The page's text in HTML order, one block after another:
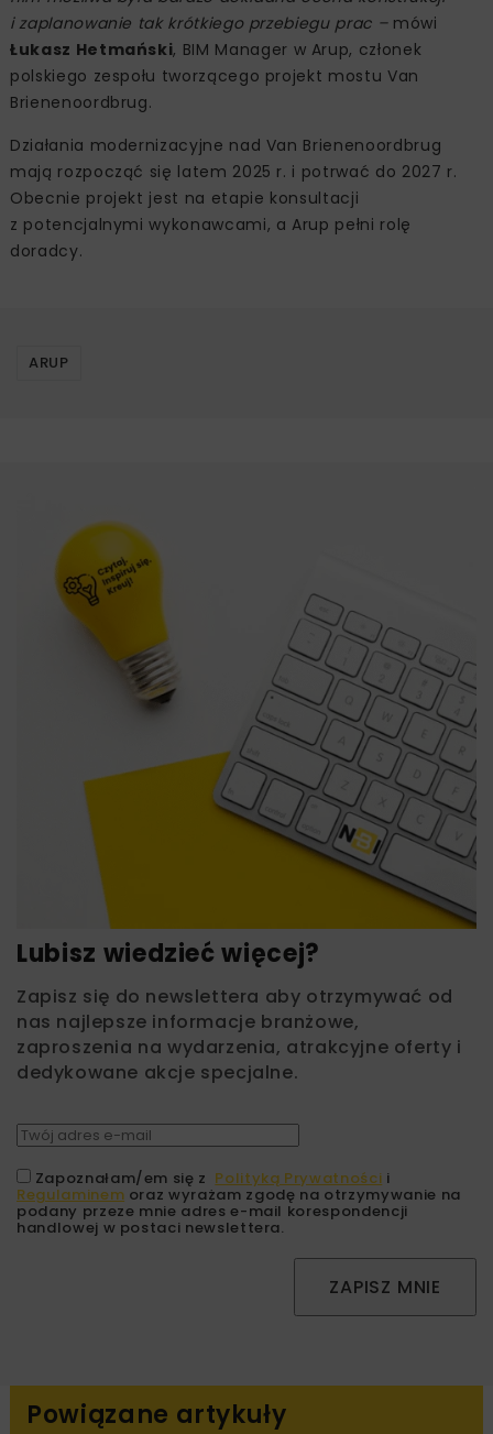
i zaplanowanie tak krótkiego przebiegu prac – mówi
Łukasz Hetmański, BIM Manager w Arup, członek
polskiego zespołu tworzącego projekt mostu Van
Brienenoordbrug.
Działania modernizacyjne nad Van Brienenoordbrug
mają rozpocząć się latem 2025 r. i potrwać do 2027 r.
Obecnie projekt jest na etapie konsultacji
z potencjalnymi wykonawcami, a Arup pełni rolę
doradcy.
ARUP
Lubisz wiedzieć więcej?
Zapisz się do newslettera aby otrzymywać od
nas najlepsze informacje branżowe,
zaproszenia na wydarzenia, atrakcyjne oferty i
dedykowane akcje specjalne.
Zapoznałam/em się z Polityką Prywatności i
Regulaminem oraz wyrażam zgodę na otrzymywanie na
podany przeze mnie adres e-mail korespondencji
handlowej w postaci newslettera.
ZAPISZ MNIE
Powiązane artykuły